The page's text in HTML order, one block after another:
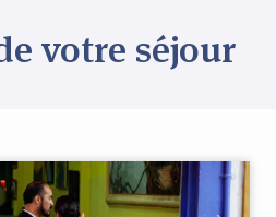
votre séjour